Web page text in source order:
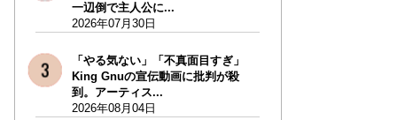
一辺倒で主人公に...
2026年07月30日
「やる気ない」「不真面目すぎ」
King Gnuの宣伝動画に批判が殺
到。アーティス...
2026年08月04日